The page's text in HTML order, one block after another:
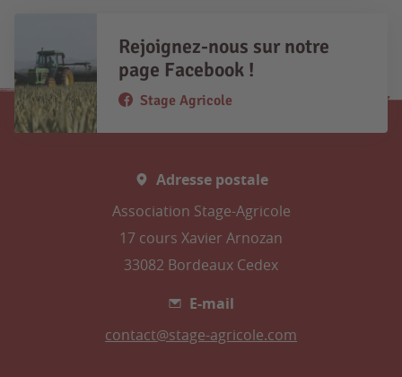
Rejoignez-nous sur notre
page Facebook !
Stage Agricole
Adresse postale
Association Stage-Agricole
17 cours Xavier Arnozan
33082 Bordeaux Cedex
E-mail
contact@stage-agricole.com